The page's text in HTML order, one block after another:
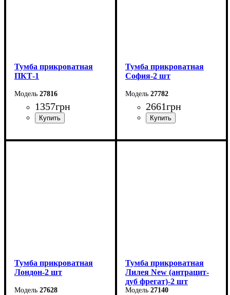
Тумба прикроватная
ПКТ-1
27816
1357грн
Ширина: 35 см
Тумба прикроватная
София-2 шт
27782
2661грн
Ширина: 60 см
Тумба прикроватная
Лондон-2 шт
27628
Тумба прикроватная
Лилея New (антрацит-
дуб фрегат)-2 шт
27140